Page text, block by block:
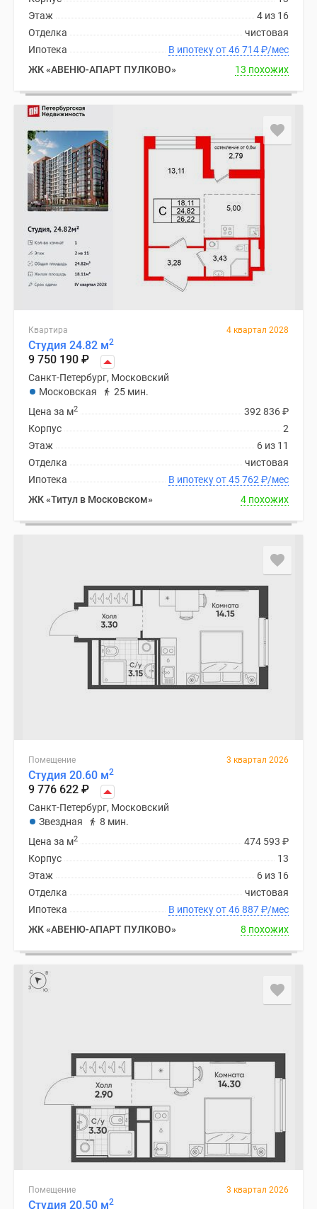
4 из 16
Этаж
чистовая
Отделка
В ипотеку от 46 714₽/мес
Ипотека
ЖК «АВЕНЮ-АПАРТ ПУЛКОВО»
13 похожих
Квартира 4 квартал 2028
Студия 24.82 м2
9 750 190 ₽
Санкт-Петербург, Московский
Московская
25 мин.
392 836₽
Цена за м2
2
Корпус
6 из 11
Этаж
чистовая
Отделка
В ипотеку от 45 762 ₽/мес
Ипотека
ЖК «Титул в Московском»
4 похожих
Помещение 3 квартал 2026
Студия 20.60 м2
9 776 622 ₽
Санкт-Петербург, Московский
Звездная
8 мин.
474 593 ₽
Цена за м2
13
Корпус
6 из 16
Этаж
чистовая
Отделка
В ипотеку от 46 887₽/мес
Ипотека
ЖК «АВЕНЮ-АПАРТ ПУЛКОВО»
8 похожих
Помещение 3 квартал 2026
Студия 20.50 м2